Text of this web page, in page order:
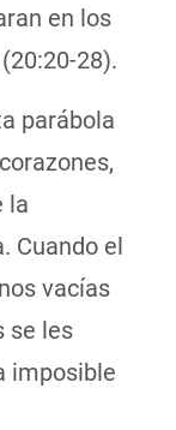
en los
28).
parábola
la
Cuando el
vacías
se les
imposible